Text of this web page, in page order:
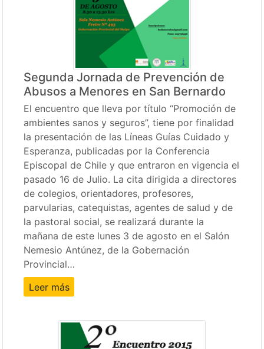
Segunda Jornada de Prevención de
Abusos a Menores en San Bernardo
El encuentro que lleva por título “Promoción de
ambientes sanos y seguros”, tiene por finalidad
la presentación de las Líneas Guías Cuidado y
Esperanza, publicadas por la Conferencia
Episcopal de Chile y que entraron en vigencia el
pasado 16 de Julio. La cita dirigida a directores
de colegios, orientadores, profesores,
parvularias, catequistas, agentes de salud y de
la pastoral social, se realizará durante la
mañana de este lunes 3 de agosto en el Salón
Nemesio Antúnez, de la Gobernación
Provincial…
Leer más